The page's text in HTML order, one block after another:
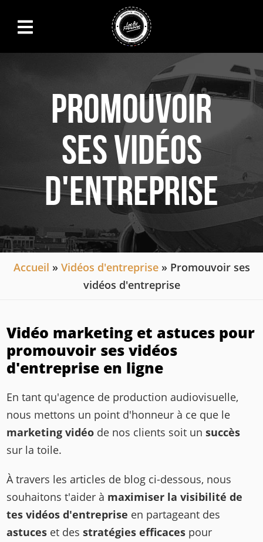
Promouvoir
ses vidéos
d'entreprise
You are here
Accueil » Vidéos d'entreprise» Promouvoir ses
vidéos d'entreprise
Vidéo marketing et astuces pour
promouvoir ses vidéos
d'entreprise en ligne
En tant qu'agence de production audiovisuelle,
nous mettons un point d'honneur à ce que le
marketing vidéo de nos clients soit unsuccès
sur la toile.
À travers les articles de blog ci-dessous, nous
souhaitons t'aider à maximiser la visibilité de
tes vidéos d'entreprise en partageant des
astuces et desstratégies efficaces pour